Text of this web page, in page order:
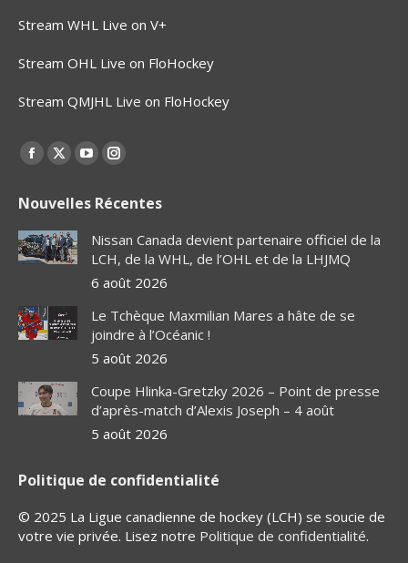
Stream WHL Live on V+
Stream OHL Live on FloHockey
Stream QMJHL Live on FloHockey
Find us on:
Facebook
opens
in
new
X
opens
in
new
window
YouTube
opens
in
new
window
Instagram
opens
in
new
window
Nouvelles Récentes
Nissan Canada devient partenaire officiel de la
LCH, de la WHL, de l’OHL et de la LHJMQ
6 août 2026
Le Tchèque Maxmilian Mares a hâte de se
joindre à l’Océanic !
5 août 2026
Coupe Hlinka-Gretzky 2026 – Point de presse
d’après-match d’Alexis Joseph – 4 août
5 août 2026
Politique de confidentialité
© 2025 La Ligue canadienne de hockey (LCH) se soucie de
votre vie privée. Lisez notre Politique de confidentialité.